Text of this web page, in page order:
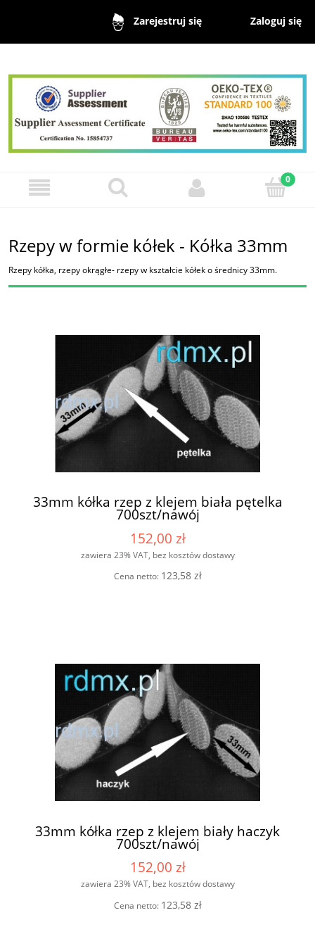
Zarejestruj się Zaloguj się
Rzepy w formie kółek - Kółka 33mm
Rzepy kółka, rzepy okrągłe- rzepy w kształcie kółek o średnicy 33mm.
33mm kółka rzep z klejem biała pętelka
700szt/nawój
152,00 zł
zawiera 23% VAT, bez kosztów dostawy
Cena netto: 123,58 zł
33mm kółka rzep z klejem biały haczyk
700szt/nawój
152,00 zł
zawiera 23% VAT, bez kosztów dostawy
Cena netto: 123,58 zł